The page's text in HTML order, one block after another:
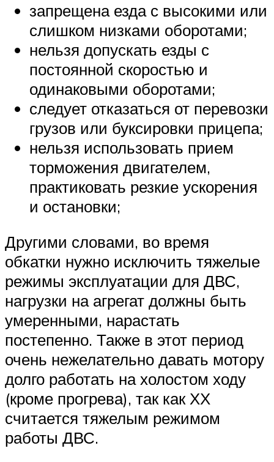
запрещена езда с высокими или
слишком низками оборотами;
нельзя допускать езды с
постоянной скоростью и
одинаковыми оборотами;
следует отказаться от перевозки
грузов или буксировки прицепа;
нельзя использовать прием
торможения двигателем,
практиковать резкие ускорения
и остановки;
Другими словами, во время
обкатки нужно исключить тяжелые
режимы эксплуатации для ДВС,
нагрузки на агрегат должны быть
умеренными, нарастать
постепенно. Также в этот период
очень нежелательно давать мотору
долго работать на холостом ходу
(кроме прогрева), так как ХХ
считается тяжелым режимом
работы ДВС.